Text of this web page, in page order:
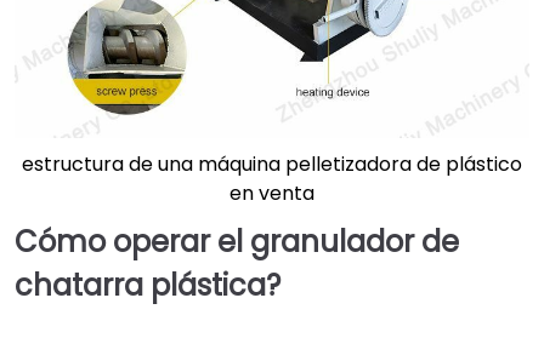
estructura de una máquina pelletizadora de plástico
en venta
Cómo operar el granulador de
chatarra plástica?